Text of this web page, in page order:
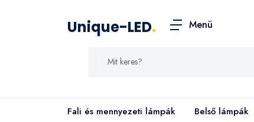
Unique-LED. Menü
Fali és mennyezeti lámpák Belső lámpák